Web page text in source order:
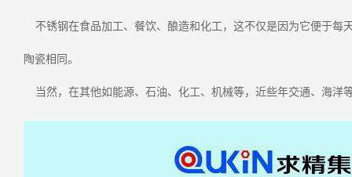
不锈钢在食品加工、餐饮、酿造和化工，这不仅是因为它便于每
陶瓷相同。
当然，在其他如能源、石油、化工、机械等，近些年交通、海洋